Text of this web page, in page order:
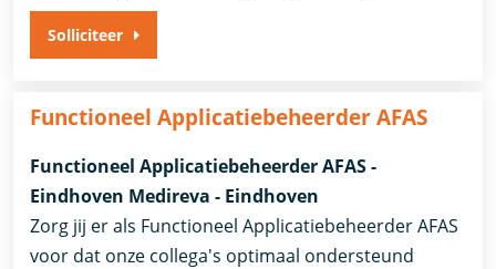
Solliciteer
Functioneel Applicatiebeheerder AFAS
Functioneel Applicatiebeheerder AFAS -
Eindhoven Medireva - Eindhoven
Zorg jij er als Functioneel Applicatiebeheerder AFAS
voor dat onze collega's optimaal ondersteund